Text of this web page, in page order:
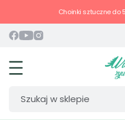
Choinki sztuczne do